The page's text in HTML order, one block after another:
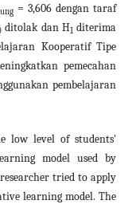
= 3,606 dengan taraf
ditolak dan H1 diterima
Kooperatif Tipe
pemecahan
pembelajaran
low level of students'
model used by
tried to apply
learning model. The